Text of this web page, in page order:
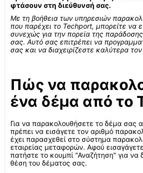
φτάσουν στη διεύθυνσή σας.
Με τη βοήθεια των υπηρεσιών
που παρέχει το Techport, μπορείτε να
συνεχώς για την πορεία της
σας. Αυτό σας επιτρέπει να
σας και να διαχειρίζεστε καλύτερα
Πώς να
ένα δέμα από το
Για να παρακολουθήσετε το δέμα σας
πρέπει να εισάγετε τον αριθμό
έχει παρασχεθεί στο σύστημα
εταιρείας μεταφορών. Αφού
πατήστε το κουμπί "Αναζήτηση" για να
θέση του δέματος σας.